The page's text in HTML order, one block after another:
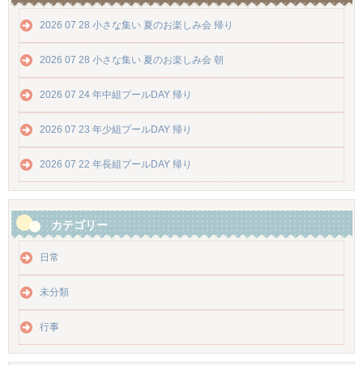
2026 07 28 小さな集い 夏のお楽しみ会 帰り
2026 07 28 小さな集い 夏のお楽しみ会 朝
2026 07 24 年中組プールDAY 帰り
2026 07 23 年少組プールDAY 帰り
2026 07 22 年長組プールDAY 帰り
カテゴリー
日常
未分類
行事